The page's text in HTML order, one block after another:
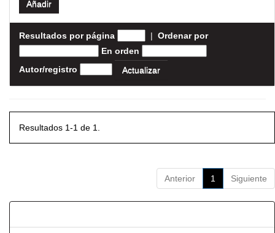
Resultados por página | Ordenar por
En orden
Autor/registro
Resultados 1-1 de 1.
Anterior 1 Siguiente